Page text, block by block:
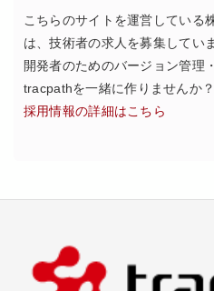
こちらのサイトを運営している
は、技術者の求人を募集してい
開発者のためのバージョン管理
tracpathを一緒に作りませんか？
採用情報の詳細はこちら